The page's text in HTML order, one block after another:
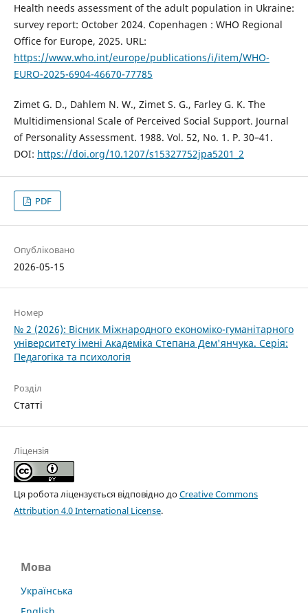
Health needs assessment of the adult population in Ukraine:
survey report: October 2024. Copenhagen : WHO Regional
Office for Europe, 2025. URL:
https://www.who.int/europe/publications/i/item/WHO-
EURO-2025-6904-46670-77785
Zimet G. D., Dahlem N. W., Zimet S. G., Farley G. K. The
Multidimensional Scale of Perceived Social Support. Journal
of Personality Assessment. 1988. Vol. 52, No. 1. P. 30–41.
DOI: https://doi.org/10.1207/s15327752jpa5201_2
PDF
Опубліковано
2026-05-15
Номер
№ 2 (2026): Вісник Міжнародного економіко-гуманітарного
університету імені Академіка Степана Дем'янчука. Серія:
Педагогіка та психологія
Розділ
Статті
Ліцензія
Ця робота ліцензується відповідно доCreative Commons
Attribution 4.0 International License.
Мова
Українська